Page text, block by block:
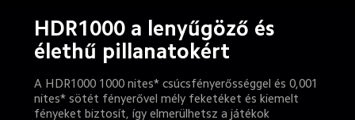
HDR1000 a lenyűgöző és
élethű pillanatokért
A HDR1000 1000 nites* csúcsfényerősséggel és 0,001
nites* sötét fényerővel mély feketéket és kiemelt
fényeket biztosít, így elmerülhetsz a játékok